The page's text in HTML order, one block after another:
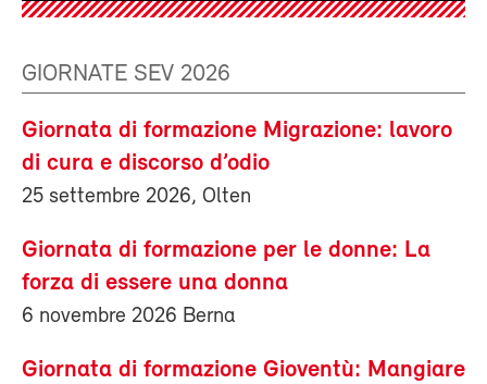
GIORNATE SEV 2026
Giornata di formazione Migrazione: lavoro
di cura e discorso d’odio
25 settembre 2026, Olten
Giornata di formazione per le donne: La
forza di essere una donna
6 novembre 2026 Berna
Giornata di formazione Gioventù: Mangiare